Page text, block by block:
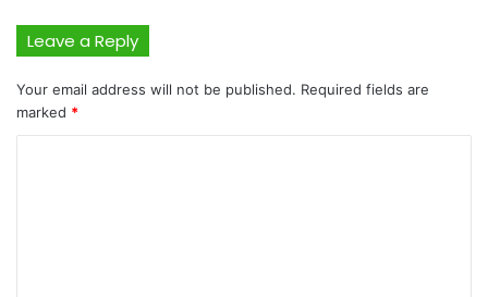
Leave a Reply
Your email address will not be published. Required fields are
marked *